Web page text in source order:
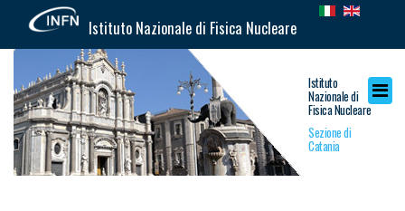
Istituto Nazionale di Fisica Nucleare
Istituto
Nazionale di
Fisica Nucleare
Sezione di
Catania